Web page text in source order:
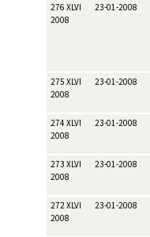
276 XLVI
2008
23-01-2008
275 XLVI
2008
23-01-2008
274 XLVI
2008
23-01-2008
273 XLVI
2008
23-01-2008
272 XLVI
2008
23-01-2008